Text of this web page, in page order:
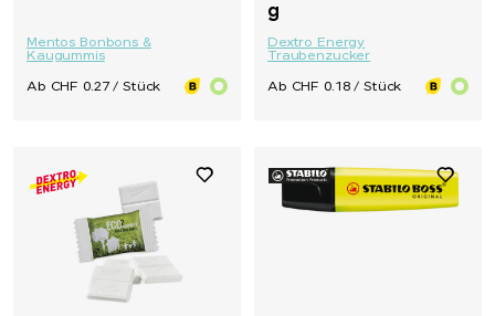
Mentos Bonbons &
Kaugummis
Ab CHF 0.27 / Stück
g
Dextro Energy
Traubenzucker
Ab CHF 0.18 / Stück